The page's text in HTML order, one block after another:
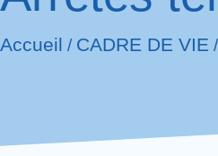
Accueil / CADRE DE VIE /